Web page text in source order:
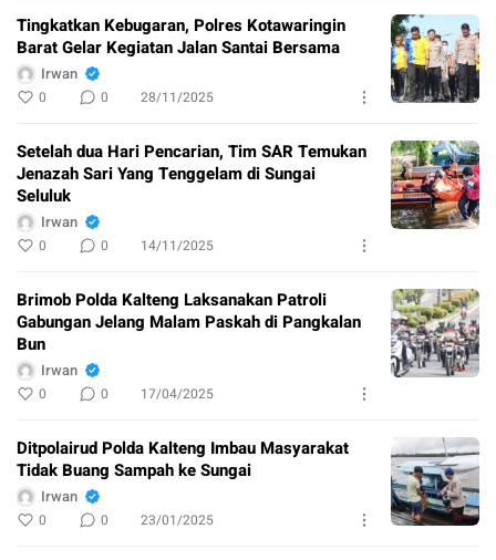
Tingkatkan Kebugaran, Polres Kotawaringin
Barat Gelar Kegiatan Jalan Santai Bersama
Irwan
0 0 28/11/2025
Setelah dua Hari Pencarian, Tim SAR Temukan
Jenazah Sari Yang Tenggelam di Sungai
Seluluk
Irwan
0 0 14/11/2025
Brimob Polda Kalteng Laksanakan Patroli
Gabungan Jelang Malam Paskah di Pangkalan
Bun
Irwan
0 0 17/04/2025
Ditpolairud Polda Kalteng Imbau Masyarakat
Tidak Buang Sampah ke Sungai
Irwan
0 0 23/01/2025